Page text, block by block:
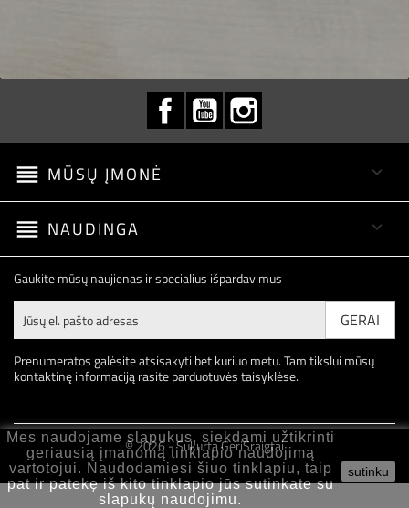
FacebookYouTube
reorder MŪSŲ ĮMONĖ 
reorder NAUDINGA 
Gaukite mūsų naujienas ir specialius išpardavimus
Prenumeratos galėsite atsisakyti bet kuriuo metu. Tam tikslui mūsų
kontaktinę informaciją rasite parduotuvės taisyklėse.
Mes naudojame slapukus, siekdami užtikrinti
geriausią įmanomą tinklapio naudojimą
vartotojui. Naudodamiesi šiuo tinklapiu, taip
pat ir patekę iš kito tinklapio jūs sutinkate su
slapukų naudojimu.
sutinku
© 2026 - Sukurta GeriSraigtai